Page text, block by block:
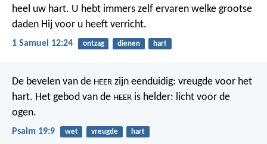
heel uw hart. U hebt immers zelf ervaren welke grootse
daden Hij voor u heeft verricht.
1 Samuel 12:24 ontzag dienen hart
De bevelen van de HEER zijn eenduidig: vreugde voor het
hart. Het gebod van de HEER is helder: licht voor de
ogen.
Psalm 19:9 wet vreugde hart